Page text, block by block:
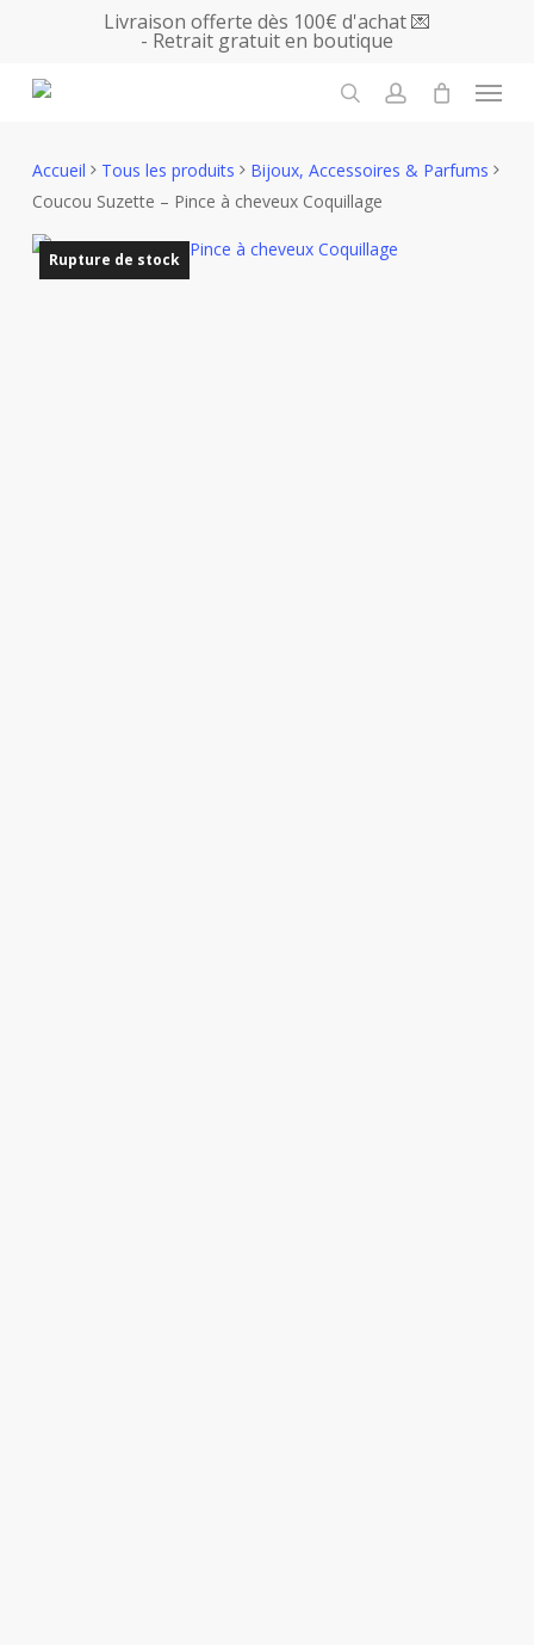
main
Livraison offerte dès 100€ d'achat 💌
- Retrait gratuit en boutique
Menu
Accueil Tous les produits
Bijoux, Accessoires & Parfums
Coucou Suzette – Pince à cheveux Coquillage
Rupture de stock